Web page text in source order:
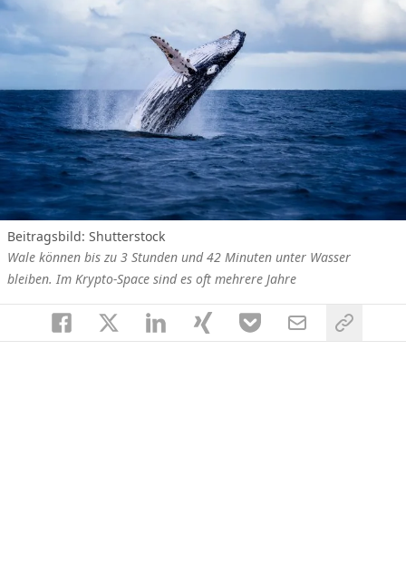
Beitragsbild: Shutterstock
Wale können bis zu 3 Stunden und 42 Minuten unter Wasser
bleiben. Im Krypto-Space sind es oft mehrere Jahre